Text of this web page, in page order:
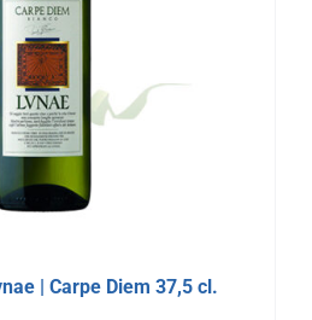
| Carpe Diem 37,5 cl.